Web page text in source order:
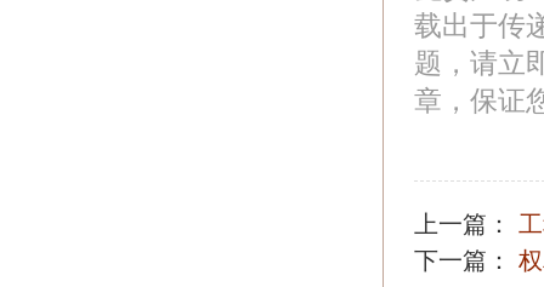
载出于传
题，请立
章，保证
上一篇：
下一篇：